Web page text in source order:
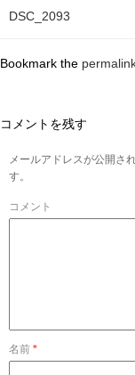
DSC_2093
Bookmark the
コメントを残す
メールアドレスが公開さ
す。
コメント
名前 *